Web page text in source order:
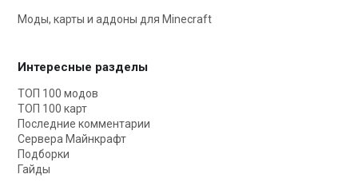
Моды, карты и аддоны для Minecraft
Интересные разделы
ТОП 100 модов
ТОП 100 карт
Последние комментарии
Сервера Майнкрафт
Подборки
Гайды